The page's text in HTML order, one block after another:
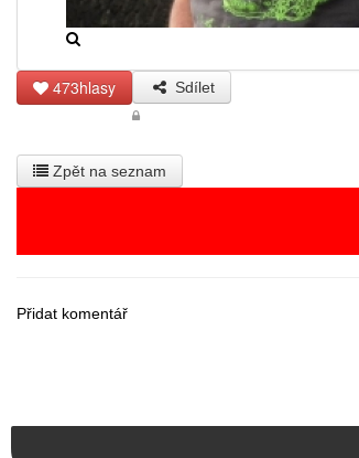
473hlasy Sdílet
Zpět na seznam
Přidat komentář